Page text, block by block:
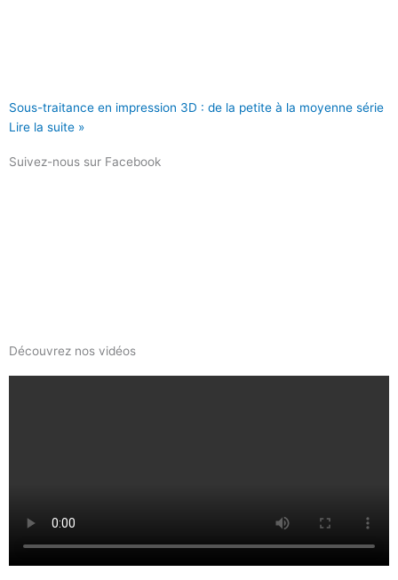
Sous-traitance en impression 3D : de la petite à la moyenne série
Lire la suite »
Suivez-nous sur Facebook
Découvrez nos vidéos